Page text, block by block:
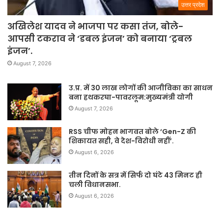
उत्तर प्रदेश
अखिलेश यादव ने भाजपा पर कसा तंज, बोले-
आपसी टकराव ने ‘डबल इंजन’ को बनाया ‘ट्रबल
इंजन’.
August 7, 2026
उ.प्र. में 30 लाख लोगों की आजीविका का साधन
बना हथकरघा-पावरलूम:मुख्यमंत्री योगी
August 7, 2026
RSS चीफ मोहन भागवत बोले ‘Gen-Z की
शिकायत सही, वे देश-विरोधी नहीं’.
August 6, 2026
तीन दिनों के सत्र में सिर्फ दो घंटे 43 मिनट ही
चली विधानसभा.
August 6, 2026